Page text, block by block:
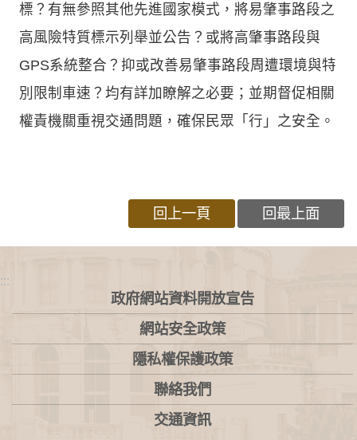
標？有無參照其他先進國家模式，將易肇事路段之
高風險特質標示列舉並公告？或將高肇事路段與
GPS系統整合？抑或改善易肇事路段周遭環境與特
別限制車速？均有詳加瞭解之必要；並期督促相關
權責機關重視交通問題，確保民眾「行」之安全。
回上一頁 回最上面
:::
政府網站資料開放宣告
網站安全政策
隱私權保護政策
聯絡我們
交通資訊